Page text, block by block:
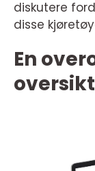
diskutere
disse
En